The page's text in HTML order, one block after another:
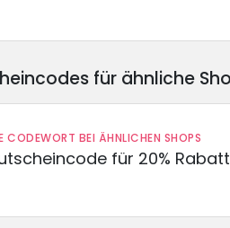
für ähnliche
CODEWORT BEI ÄHNLICHEN SHOPS
für 20% Rabatt